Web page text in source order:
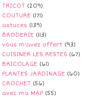
TRICOT (209)
COUTURE (171)
astuces (139)
BRODERIE (113)
vous m'avez offert (93)
CUISINER LES RESTES (67)
BRICOLAGE (61)
PLANTES JARDINAGE (60)
CROCHET (56)
avec ma MAP (55)